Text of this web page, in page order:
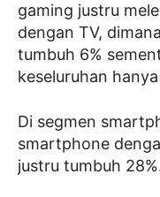
gaming justru
dengan TV,
tumbuh 6%
keseluruhan hanya
Di segmen
smartphone
justru tumbuh